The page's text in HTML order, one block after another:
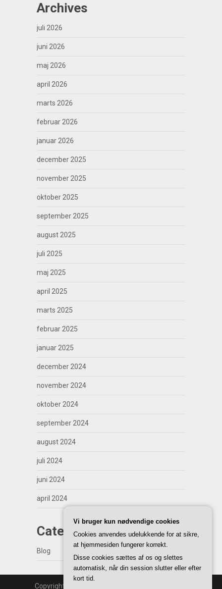
Archives
juli 2026
juni 2026
maj 2026
april 2026
marts 2026
februar 2026
januar 2026
december 2025
november 2025
oktober 2025
september 2025
august 2025
juli 2025
maj 2025
april 2025
marts 2025
februar 2025
januar 2025
december 2024
november 2024
oktober 2024
september 2024
august 2024
juli 2024
juni 2024
april 2024
Categories
Blog
Copyright | WordPress Theme by
Vi bruger kun nødvendige cookies
Cookies anvendes udelukkende for at sikre,
at hjemmesiden fungerer korrekt.
Disse cookies sættes af os og slettes
automatisk, når din session slutter eller efter
kort tid.